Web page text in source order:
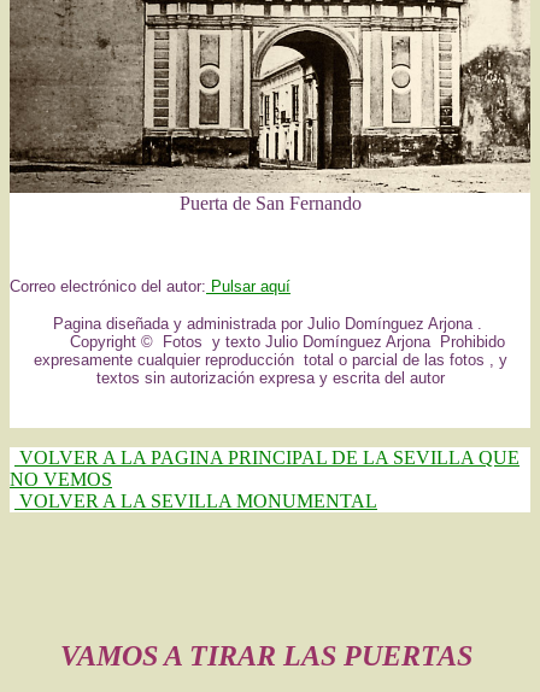
Puerta de San Fernando
Correo electrónico del autor: Pulsar aquí
Pagina diseñada y administrada por Julio Domínguez Arjona .
Copyright © Fotos y texto Julio Domínguez Arjona Prohibido
expresamente cualquier reproducción total o parcial de las fotos , y
textos sin autorización expresa y escrita del autor
VOLVER A LA PAGINA PRINCIPAL DE LA SEVILLA QUE
NO VEMOS
VOLVER A LA SEVILLA MONUMENTAL
VAMOS A TIRAR LAS PUERTAS